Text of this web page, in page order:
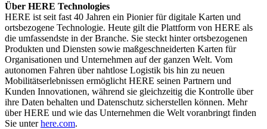
Über HERE Technologies
HERE ist seit fast 40 Jahren ein Pionier für digitale Karten und
ortsbezogene Technologie. Heute gilt die Plattform von HERE als
die umfassendste in der Branche. Sie steckt hinter ortsbezogenen
Produkten und Diensten sowie maßgeschneiderten Karten für
Organisationen und Unternehmen auf der ganzen Welt. Vom
autonomen Fahren über nahtlose Logistik bis hin zu neuen
Mobilitätserlebnissen ermöglicht HERE seinen Partnern und
Kunden Innovationen, während sie gleichzeitig die Kontrolle über
ihre Daten behalten und Datenschutz sicherstellen können. Mehr
über HERE und wie das Unternehmen die Welt voranbringt finden
Sie unterhere.com.